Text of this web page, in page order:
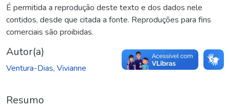
É permitida a reprodução deste texto e dos dados nele
contidos, desde que citada a fonte. Reproduções para fins
comerciais são proibidas.
Autor(a)
Ventura-Dias, Vivianne
Resumo